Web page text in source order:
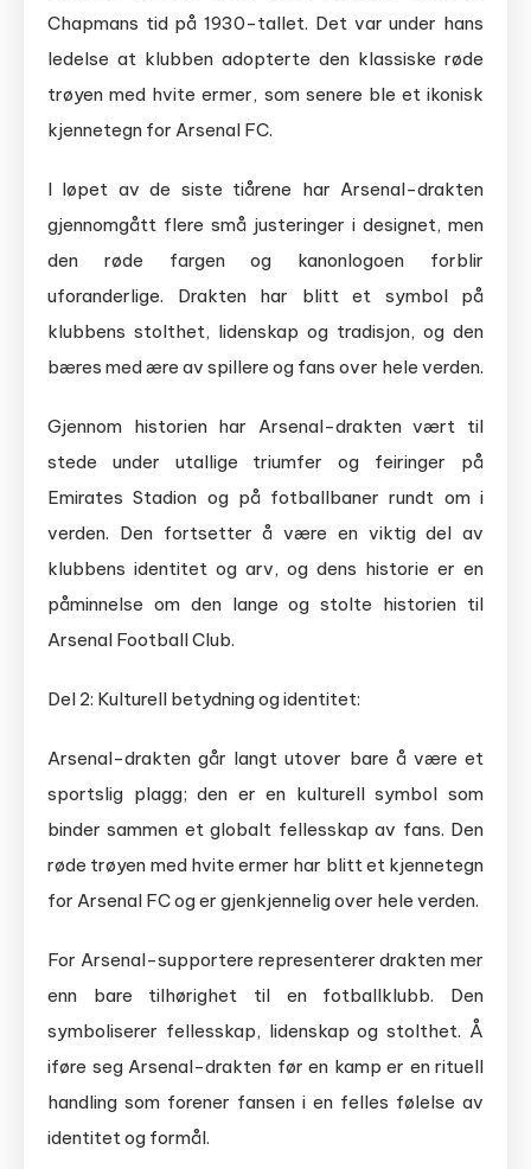
Chapmans tid på 1930-tallet. Det var under hans
ledelse at klubben adopterte den klassiske røde
trøyen med hvite ermer, som senere ble et ikonisk
kjennetegn for Arsenal FC.
I løpet av de siste tiårene har Arsenal-drakten
gjennomgått flere små justeringer i designet, men
den røde fargen og kanonlogoen forblir
uforanderlige. Drakten har blitt et symbol på
klubbens stolthet, lidenskap og tradisjon, og den
bæres med ære av spillere og fans over hele verden.
Gjennom historien har Arsenal-drakten vært til
stede under utallige triumfer og feiringer på
Emirates Stadion og på fotballbaner rundt om i
verden. Den fortsetter å være en viktig del av
klubbens identitet og arv, og dens historie er en
påminnelse om den lange og stolte historien til
Arsenal Football Club.
Del 2: Kulturell betydning og identitet:
Arsenal-drakten går langt utover bare å være et
sportslig plagg; den er en kulturell symbol som
binder sammen et globalt fellesskap av fans. Den
røde trøyen med hvite ermer har blitt et kjennetegn
for Arsenal FC og er gjenkjennelig over hele verden.
For Arsenal-supportere representerer drakten mer
enn bare tilhørighet til en fotballklubb. Den
symboliserer fellesskap, lidenskap og stolthet. Å
iføre seg Arsenal-drakten før en kamp er en rituell
handling som forener fansen i en felles følelse av
identitet og formål.